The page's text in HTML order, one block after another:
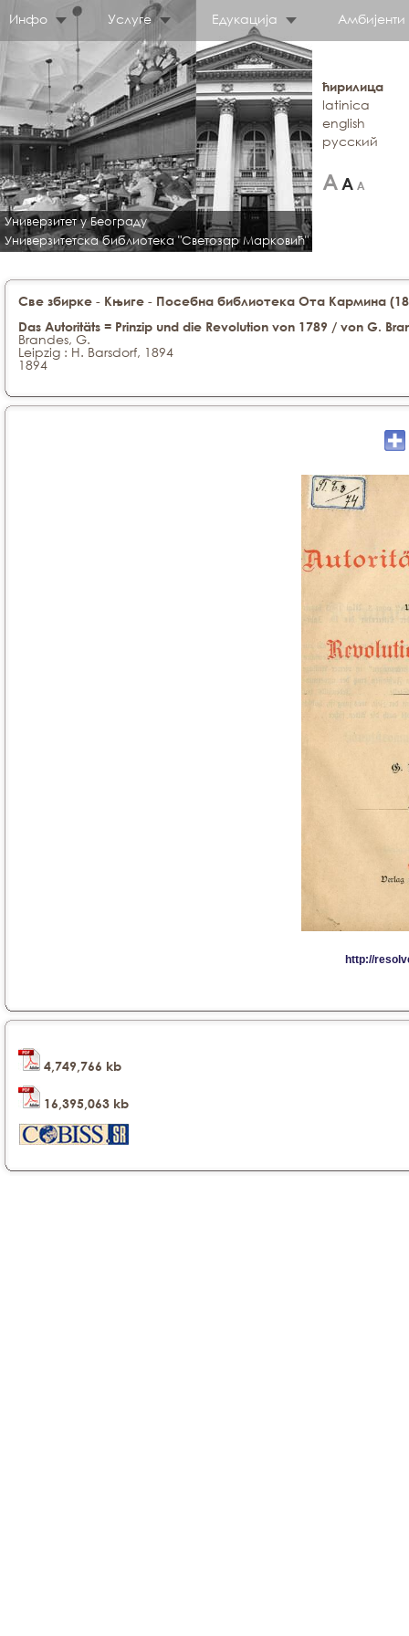
Инфо Услуге Едукација Амбијенти
Универзитет у Београду
Универзитетска библиотека "Светозар Марковић"
ћирилица
latinica
english
русский
Све збирке - Књиге - Посебна библиотека Ота Кармина
Das Autoritäts = Prinzip und die Revolution von 1789 / von G.
Brandes, G.
Leipzig : H. Barsdorf, 1894
1894
4,749,766 kb
16,395,063 kb